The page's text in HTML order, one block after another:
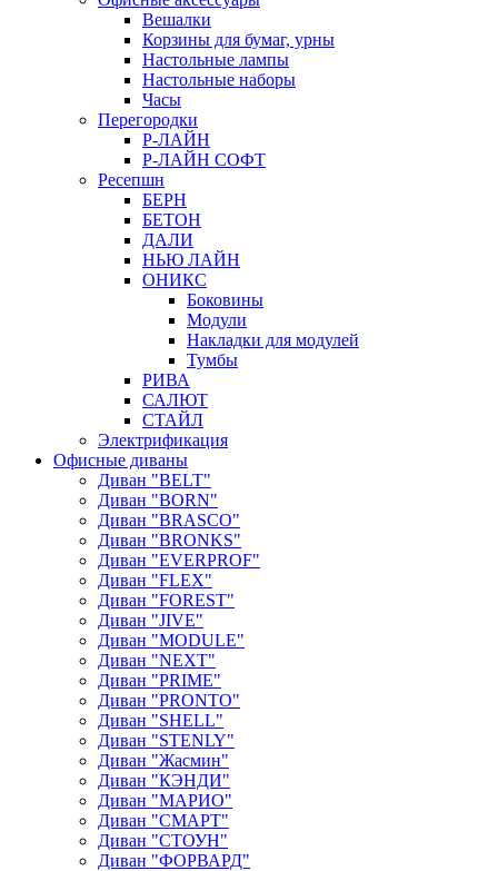
Вешалки
Корзины для бумаг, урны
Настольные лампы
Настольные наборы
Часы
Перегородки
Р-ЛАЙН
Р-ЛАЙН СОФТ
Ресепшн
БЕРН
БЕТОН
ДАЛИ
НЬЮ ЛАЙН
ОНИКС
Боковины
Модули
Накладки для модулей
Тумбы
РИВА
САЛЮТ
СТАЙЛ
Электрификация
Офисные диваны
Диван "BELT"
Диван "BORN"
Диван "BRASCO"
Диван "BRONKS"
Диван "EVERPROF"
Диван "FLEX"
Диван "FOREST"
Диван "JIVE"
Диван "MODULE"
Диван "NEXT"
Диван "PRIME"
Диван "PRONTO"
Диван "SHELL"
Диван "STENLY"
Диван "Жасмин"
Диван "КЭНДИ"
Диван "МАРИО"
Диван "СМАРТ"
Диван "СТОУН"
Диван "ФОРВАРД"